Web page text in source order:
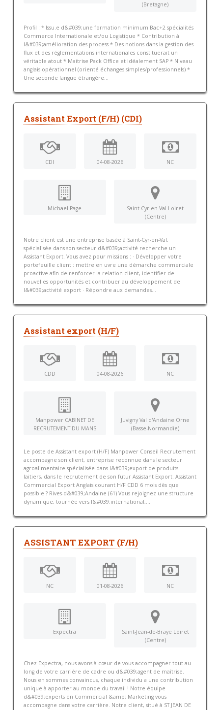
(Bretagne)
Profil : * Issu.e d&#039;une formation minimum Bac+2 spécialités
Commerce Internationale et/ou Logistique * Contribution à
l&#039;amélioration des process * Des notions dans la gestion des
flux et des réglementations internationales constituerait un
véritable atout * Maitrise Pack Office et idéalement SAP * Niveau
anglais opérationnel (orienté échanges simples/professionnels) *
Une seconde langue étrangère...
Assistant Export (F/H) (CDI)
CDI 04-08-2026 NC
Michael Page
Saint-Cyr-en-Val Loiret
(Centre)
Notre client est une entreprise basée à Saint-Cyr-en-Val,
spécialisée dans son secteur d&#039;activité recherche un
Assistant Export. Vous avez pour missions : · Développer votre
portefeuille client : mettre en uvre une démarche commerciale
proactive afin de renforcer la relation client, identifier de
nouvelles opportunités et contribuer au développement de
l&#039;activité export · Répondre aux demandes...
Assistant export (H/F)
CDD 04-08-2026 NC
Manpower CABINET DE
RECRUTEMENT DU MANS
Juvigny Val d'Andaine Orne
(Basse-Normandie)
Le poste de Assistant export (H/F) Manpower Conseil Recrutement
accompagne son client, entreprise reconnue dans le secteur
agroalimentaire spécialisée dans l&#039;export de produits
laitiers, dans le recrutement de son futur Assistant Export. Assistant
Commercial Export Anglais courant H/F CDD 6 mois dès que
possible ? Rives-d&#039;Andaine (61) Vous rejoignez une structure
dynamique, tournée vers l&#039;international,...
ASSISTANT EXPORT (F/H)
NC 01-08-2026 NC
Expectra
Saint-Jean-de-Braye Loiret
(Centre)
Chez Expectra, nous avons à cœur de vous accompagner tout au
long de votre carrière de cadre ou d&#039;agent de maîtrise.
Nous en sommes convaincus, chaque individu a une contribution
unique à apporter au monde du travail ! Notre équipe
d&#039;experts en Commercial &amp; Marketing vous
accompagne dans votre carrière. Notre client, situé à ST JEAN DE